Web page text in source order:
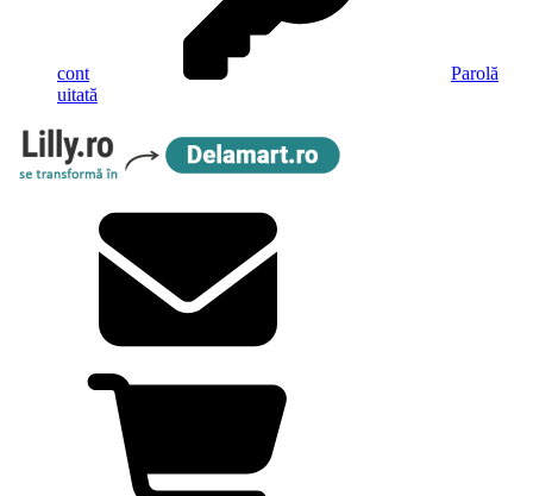
cont
Parolă
uitată